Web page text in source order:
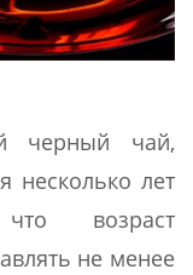
черный чай,
несколько лет
возраст
не менее